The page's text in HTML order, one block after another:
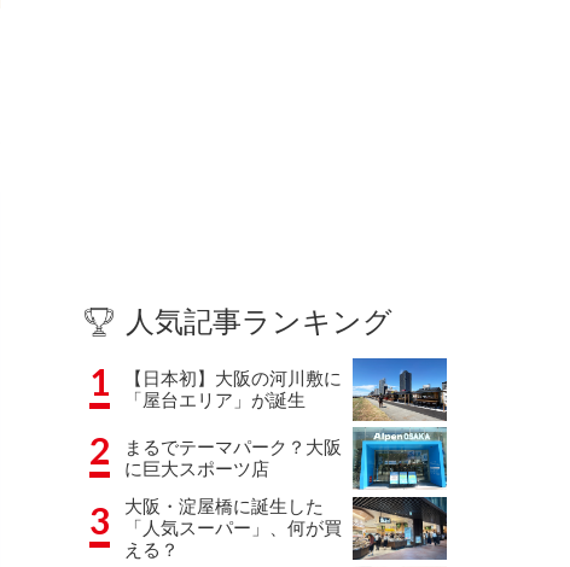
人気記事ランキング
1
【日本初】大阪の河川敷に
「屋台エリア」が誕生
2
まるでテーマパーク？大阪
に巨大スポーツ店
3
大阪・淀屋橋に誕生した
「人気スーパー」、何が買
える？